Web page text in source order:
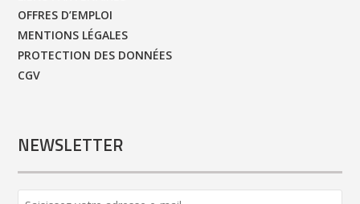
OFFRES D’EMPLOI
MENTIONS LÉGALES
PROTECTION DES DONNÉES
CGV
NEWSLETTER